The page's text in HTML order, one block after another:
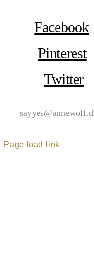
Facebook
Pinterest
Twitter
Page load link